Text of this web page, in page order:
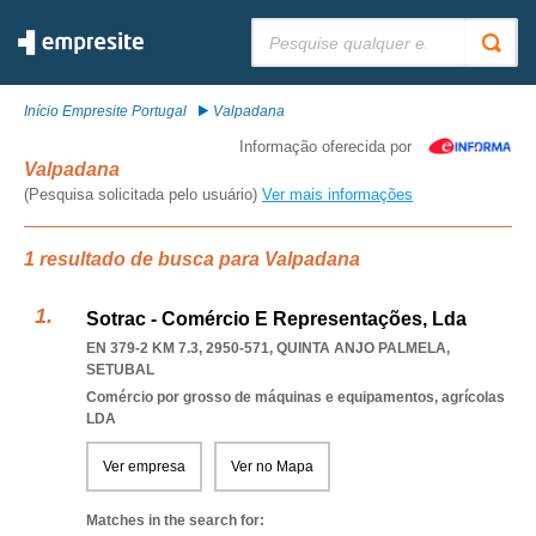
Início Empresite Portugal Valpadana
Informação oferecida por
Valpadana
(Pesquisa solicitada pelo usuário) Ver mais informações
1 resultado de busca para Valpadana
Sotrac - Comércio E Representações, Lda
EN 379-2 KM 7.3, 2950-571, QUINTA ANJO PALMELA,
SETUBAL
Comércio por grosso de máquinas e equipamentos, agrícolas
LDA
Ver empresa Ver no Mapa
Matches in the search for: